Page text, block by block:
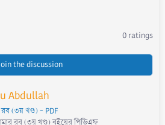
0 ratings
the discussion
Abdullah
(৩য় খণ্ড) - PDF
রব (৩য় খণ্ড) বইয়ের পিডিএফ